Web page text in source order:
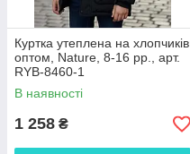
Куртка утеплена на хлопчиків
оптом, Nature, 8-16 рр., арт.
RYB-8460-1
В наявності
1 258 ₴